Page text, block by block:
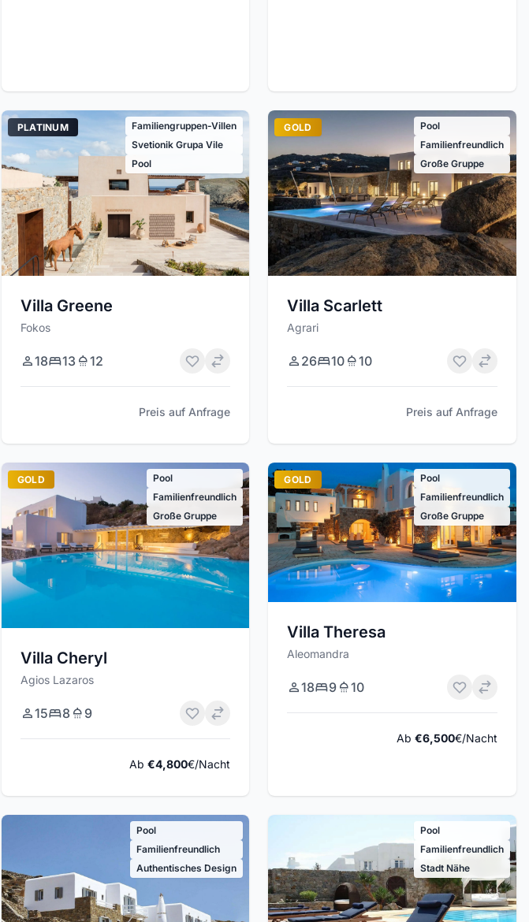
PLATINUM
Familiengruppen-Villen
Svetionik Grupa Vile
Pool
Villa Greene
Fokos
18 13 12
Preis auf Anfrage
GOLD
Pool
Familienfreundlich
Große Gruppe
Villa Scarlett
Agrari
26 10 10
Preis auf Anfrage
GOLD
Pool
Familienfreundlich
Große Gruppe
Villa Cheryl
Agios Lazaros
15 8 9
Ab€4,800€/Nacht
GOLD
Pool
Familienfreundlich
Große Gruppe
Villa Theresa
Aleomandra
18 9 10
Ab €6,500€/Nacht
Pool
Familienfreundlich
Authentisches Design
Pool
Familienfreundlich
Stadt Nähe